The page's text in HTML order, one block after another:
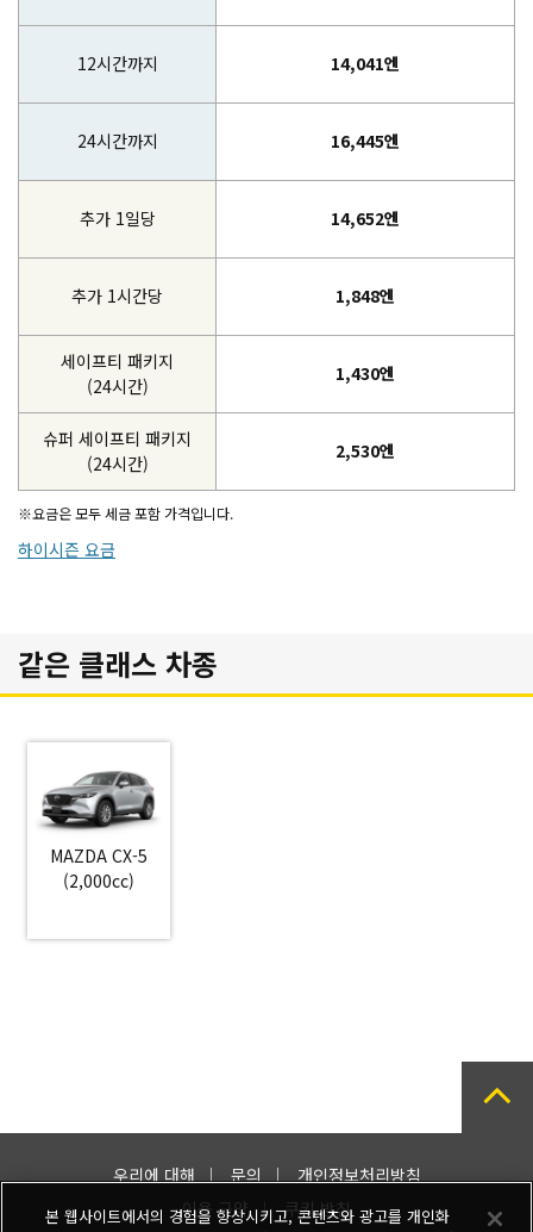
12시간까지
24시간까지
추가 1일당
추가 1시간당
세이프티 패키지
(24시간)
슈퍼 세이프티 패키지
(24시간)
14,041엔
16,445엔
14,652엔
1,848엔
1,430엔
2,530엔
※요금은 모두 세금 포함 가격입니다.
하이시즌 요금
같은 클래스 차종
MAZDA CX-5
(2,000cc)
우리에 대해 문의
개인정보처리방침
이용 규약
쿠키 방침
본 웹사이트에서의 경험을 향상시키고, 콘텐츠와 광고를 개인화